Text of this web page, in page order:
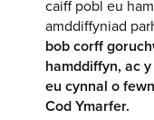
caiff pobl eu
amddiffyniad
bob corff
hamddiffyn, ac
eu cynnal o
Cod Ymarfer.